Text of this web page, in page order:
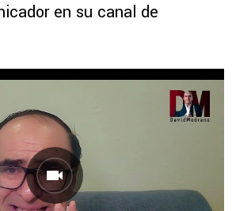
en su canal de